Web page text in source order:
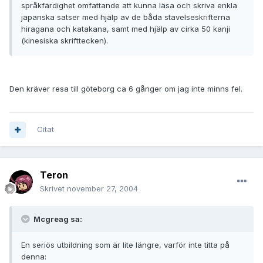
språkfärdighet omfattande att kunna läsa och skriva enkla
japanska satser med hjälp av de båda stavelseskrifterna
hiragana och katakana, samt med hjälp av cirka 50 kanji
(kinesiska skrifttecken).
Den kräver resa till göteborg ca 6 gånger om jag inte minns fel.
Citat
Teron
Skrivet november 27, 2004
Mcgreag sa:
En seriös utbildning som är lite längre, varför inte titta på
denna: